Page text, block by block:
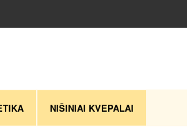
NIŠINIAI KVEPALAI